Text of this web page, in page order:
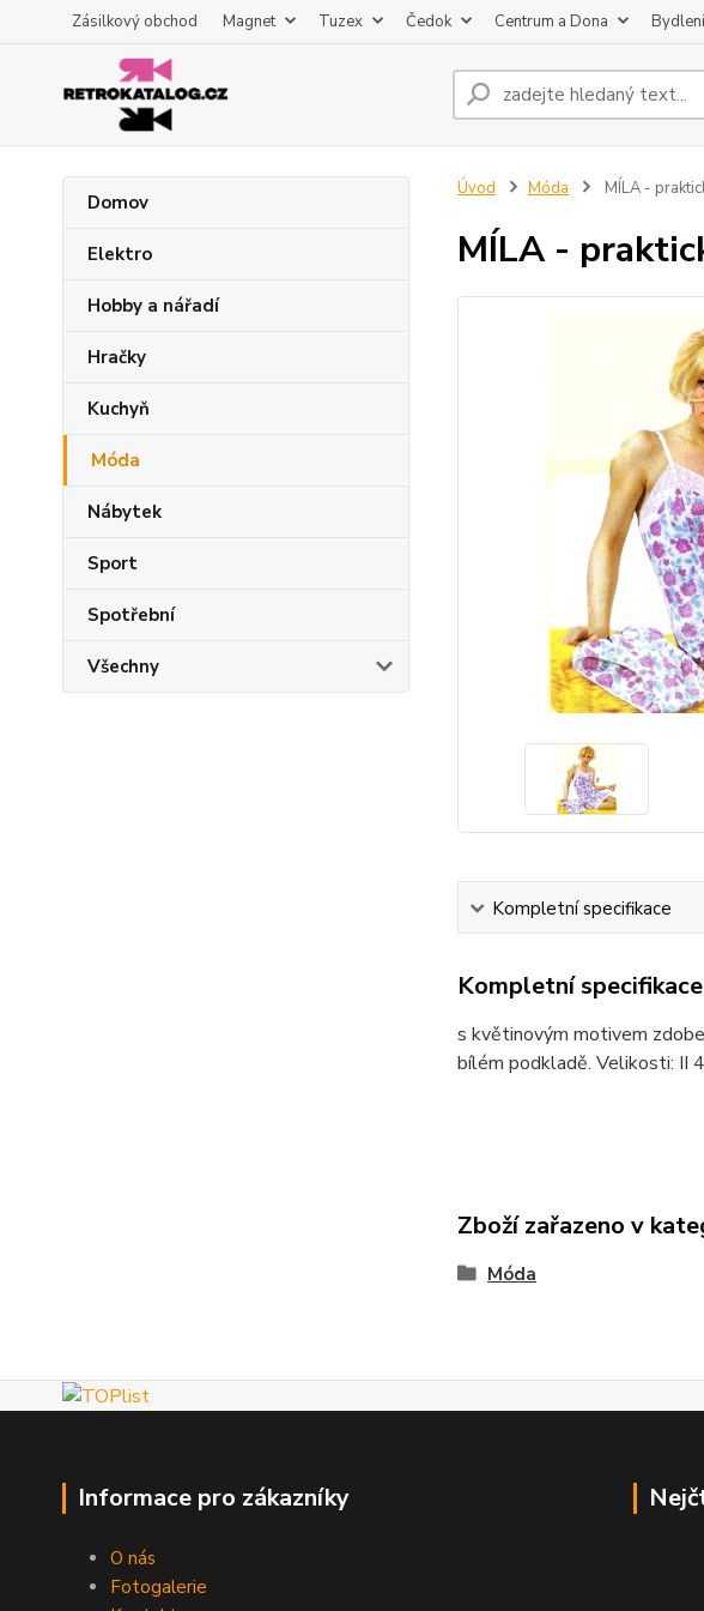
Zásilkový obchod Magnet Tuzex Čedok Centrum a Dona Bydleni
Domov
Elektro
Hobby a nářadí
Hračky
Kuchyň
Móda
Nábytek
Sport
Spotřební
Všechny
Úvod Móda MÍLA -
MÍLA -
Kompletní specifikace
Kompletní specifikace
s květinovým motivem
bílém podkladě. Velikosti: II
Zboží zařazeno v
Móda
Informace pro zákazníky
O nás
Fotogalerie